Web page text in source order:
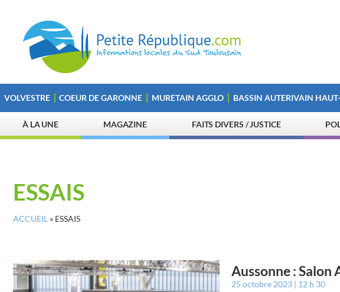
VOLVESTRE COEUR DE GARONNE MURETAIN AGGLO BASSIN AUTERIVAIN
À LA UNE MAGAZINE FAITS DIVERS / JUSTICE
ESSAIS
ACCUEIL » ESSAIS
Aussonne :
25 octobre 2023 12 h 30